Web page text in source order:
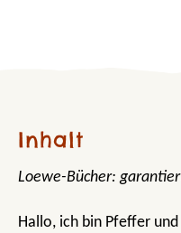
Inhalt
Loewe-Bücher:
Hallo, ich bin Pfeffer